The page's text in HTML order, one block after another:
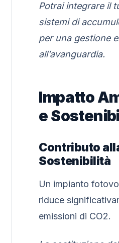
Potrai integrare il
sistemi di
per una gestione
all’avanguardia.
Impatto
e
Contributo
Sostenibilità
Un impianto
riduce
emissioni di CO2.